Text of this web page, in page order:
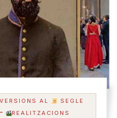
AL
SEGLE
- REALITZACIONS